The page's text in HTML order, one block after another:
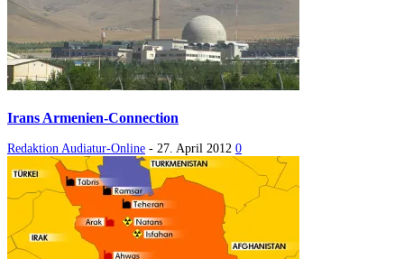
Irans Armenien-Connection
Redaktion Audiatur-Online - 27. April 2012 0